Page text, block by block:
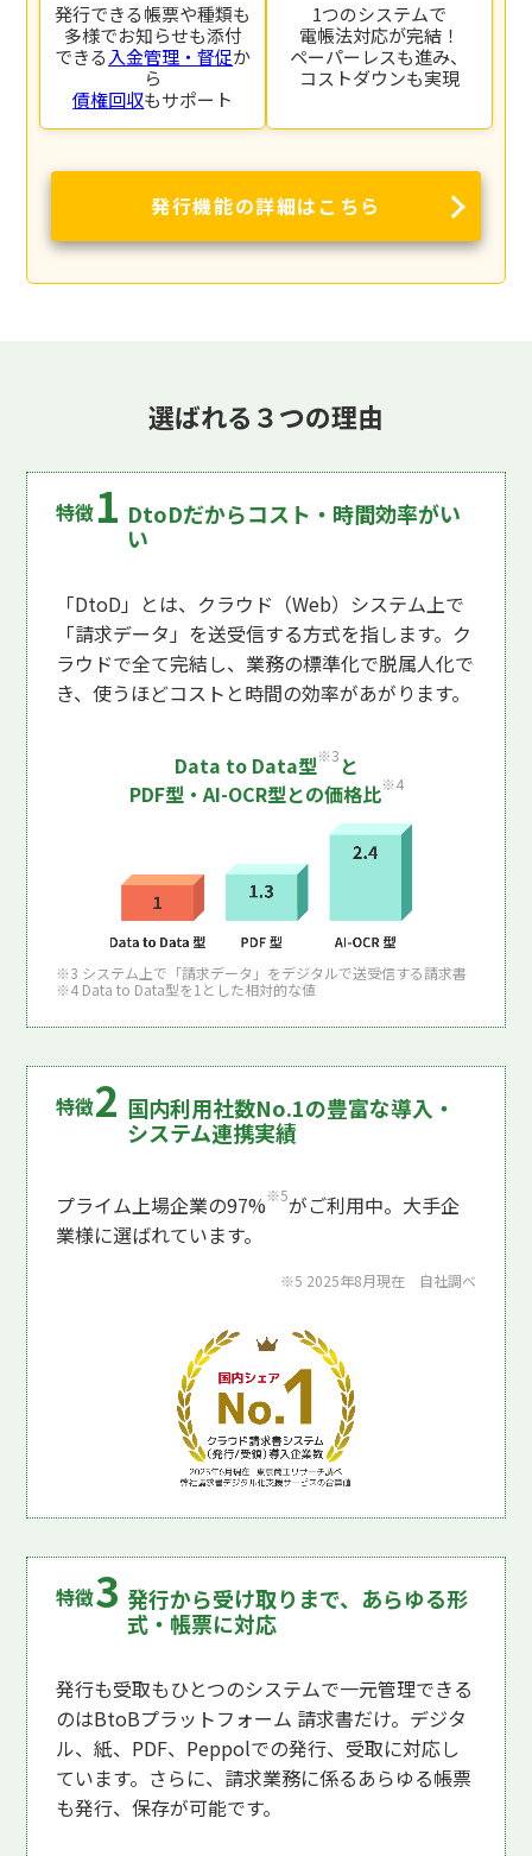
発行できる帳票や種類も
多様でお知らせも添付
できる入金管理・督促か
ら
債権回収もサポート
1つのシステムで
電帳法対応が完結！
ペーパーレスも進み、
コストダウンも実現
発行機能の詳細はこちら
選ばれる３つの理由
DtoDだからコスト・時間効率がい
い
「DtoD」とは、クラウド（Web）システム上で
「請求データ」を送受信する方式を指します。ク
ラウドで全て完結し、業務の標準化で脱属人化で
き、使うほどコストと時間の効率があがります。
Data to Data型※3 と
PDF型・AI-OCR型との価格比※4
※3 システム上で「請求データ」をデジタルで送受信する請求書
※4 Data to Data型を1とした相対的な値
国内利用社数No.1の豊富な導入・
システム連携実績
プライム上場企業の97%※5がご利用中。大手企
業様に選ばれています。
※5 2025年8月現在 自社調べ
発行から受け取りまで、あらゆる形
式・帳票に対応
発行も受取もひとつのシステムで一元管理できる
のはBtoBプラットフォーム 請求書だけ。デジタ
ル、紙、PDF、Peppolでの発行、受取に対応し
ています。さらに、請求業務に係るあらゆる帳票
も発行、保存が可能です。